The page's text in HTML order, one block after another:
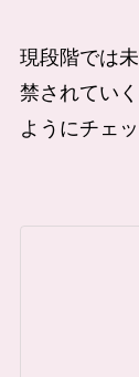
現段階では
禁されてい
ようにチェ